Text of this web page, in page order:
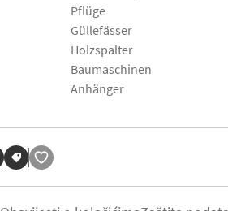
Pflüge
Güllefässer
Holzspalter
Baumaschinen
Anhänger